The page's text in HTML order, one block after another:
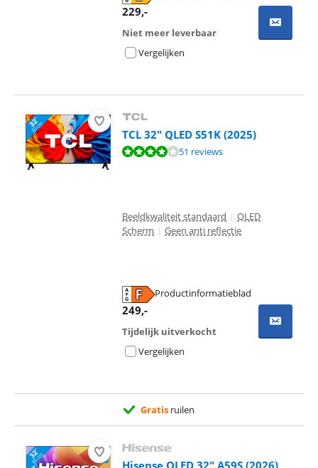
229,-
Niet meer leverbaar
Vergelijken
TCL 32" QLED S51K (2025)
Beoordeling is 7,5 van de 10, gebaseerd op 51 reviews.
51 reviews
Beeldkwaliteit standaard | QLED
Scherm | Geen anti reflectie
Productinformatieblad
249,-
Tijdelijk uitverkocht
Vergelijken
Gratis ruilen
Hisense QLED 32" A59S (2026)